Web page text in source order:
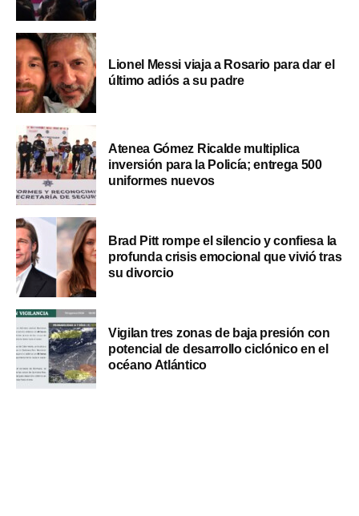
Lionel Messi viaja a Rosario para dar el
último adiós a su padre
Atenea Gómez Ricalde multiplica
inversión para la Policía; entrega 500
uniformes nuevos
Brad Pitt rompe el silencio y confiesa la
profunda crisis emocional que vivió tras
su divorcio
Vigilan tres zonas de baja presión con
potencial de desarrollo ciclónico en el
océano Atlántico